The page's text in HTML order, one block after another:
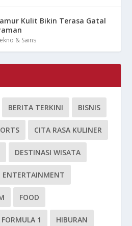
Kulit Bikin Terasa Gatal
& Sains
BERITA TERKINI BISNIS
CITA RASA KULINER
DESTINASI WISATA
ENTERTAINMENT
FOOD
FORMULA 1 HIBURAN